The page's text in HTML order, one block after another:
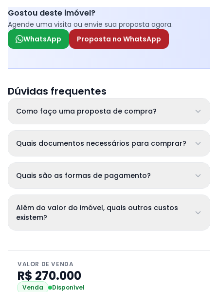
Gostou deste imóvel?
Agende uma visita ou envie sua proposta agora.
WhatsApp
Proposta no WhatsApp
Dúvidas frequentes
Como faço uma proposta de compra?
Quais documentos necessários para comprar?
Quais são as formas de pagamento?
Além do valor do imóvel, quais outros custos
existem?
VALOR DE VENDA
R$ 270.000
Venda Disponível